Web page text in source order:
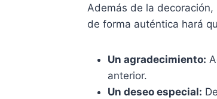
Además de la
de forma auténtica hará
Un agradecimiento:
anterior.
Un deseo especial: